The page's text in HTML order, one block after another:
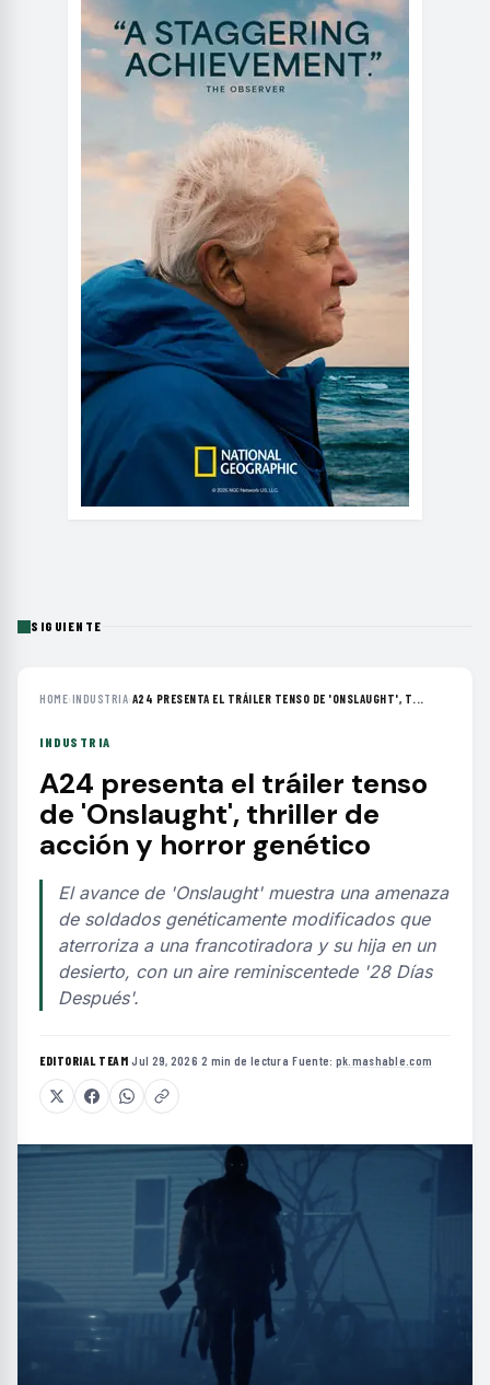
SIGUIENTE
HOME›INDUSTRIA›A24 PRESENTA EL TRÁILER TENSO DE 'ONSLAUGHT', T...
INDUSTRIA
A24 presenta el tráiler tenso
de 'Onslaught', thriller de
acción y horror genético
El avance de 'Onslaught' muestra una amenaza
de soldados genéticamente modificados que
aterroriza a una francotiradora y su hija en un
desierto, con un aire reminiscentede '28 Días
Después'.
EDITORIAL TEAM·Jul 29, 2026·2 min de lectura·Fuente: pk.mashable.com